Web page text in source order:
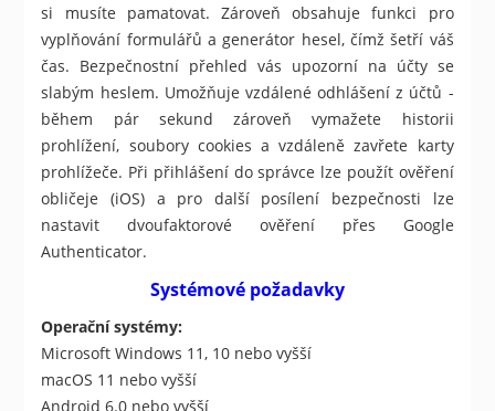
si musíte pamatovat. Zároveň obsahuje funkci pro
vyplňování formulářů a generátor hesel, čímž šetří váš
čas. Bezpečnostní přehled vás upozorní na účty se
slabým heslem. Umožňuje vzdálené odhlášení z účtů -
během pár sekund zároveň vymažete historii
prohlížení, soubory cookies a vzdáleně zavřete karty
prohlížeče. Při přihlášení do správce lze použít ověření
obličeje (iOS) a pro další posílení bezpečnosti lze
nastavit dvoufaktorové ověření přes Google
Authenticator.
Systémové požadavky
Operační systémy:
Microsoft Windows 11, 10 nebo vyšší
macOS 11 nebo vyšší
Android 6.0 nebo vyšší